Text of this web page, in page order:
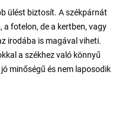
ülést biztosít. A székpárnát
a fotelon, de a kertben, vagy
irodába is magával viheti.
a székhez való könnyű
minőségű és nem laposodik